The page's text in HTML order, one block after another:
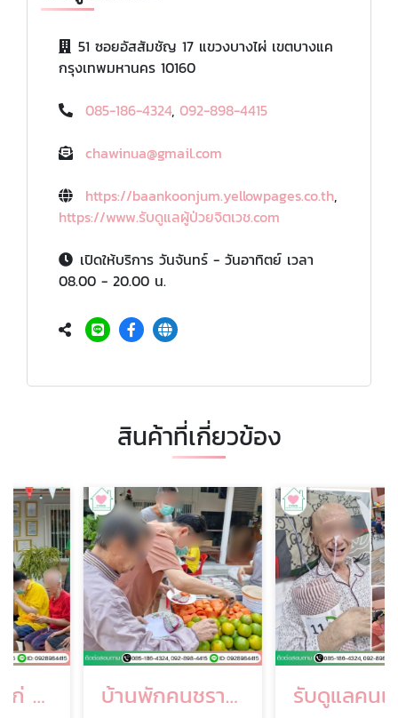
51 ซอยอัสสัมชัญ 17 แขวงบางไผ่ เขตบางแค
กรุงเทพมหานคร 10160
085-186-4324, 092-898-4415
chawinua@gmail.com
https://baankoonjum.yellowpages.co.th,
https://www.รับดูแลผู้ป่วยจิตเวช.com
เปิดให้บริการ วันจันทร์ - วันอาทิตย์ เวลา
08.00 - 20.00 น.
สินค้าที่เกี่ยวข้อง
บ้านพักคนชรา ท่าพระ รับดูแลคนแก่ติดเตียง พระราม 2